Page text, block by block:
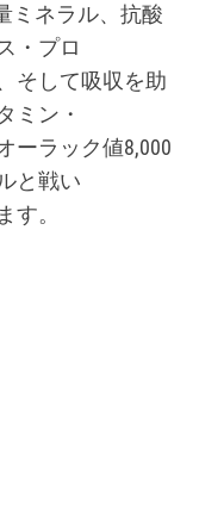
ミネラル、抗酸
・プロ
そして吸収を助
ミン・
ーラック値8,000
と戦い
す。